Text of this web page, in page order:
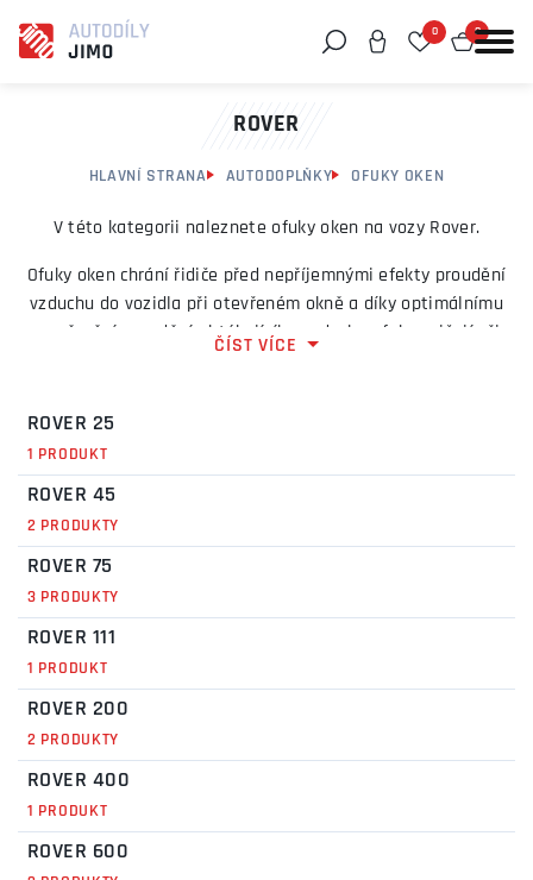
0 0
ROVER
HLAVNÍ STRANA AUTODOPLŇKY OFUKY OKEN
V této kategorii naleznete ofuky oken na vozy Rover.
Ofuky oken chrání řidiče před nepříjemnými efekty proudění
vzduchu do vozidla při otevřeném okně a díky optimálnímu
usměrnění proudění obtékajícího vzduchu ofuky snižují při
ČÍST VÍCE
ROVER 25
1 PRODUKT
ROVER 45
2 PRODUKTY
ROVER 75
3 PRODUKTY
ROVER 111
1 PRODUKT
ROVER 200
2 PRODUKTY
ROVER 400
1 PRODUKT
ROVER 600